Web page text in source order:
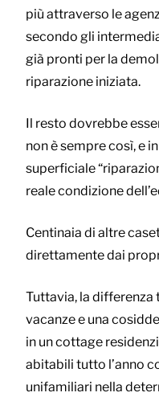
più attraverso le
secondo gli
già pronti per la
riparazione iniziata.
Il resto dovrebbe
non è sempre così, e
superficiale
reale condizione
Centinaia di altre
direttamente dai
Tuttavia, la differenza
vacanze e una
in un cottage
abitabili tutto l’anno
unifamiliari nella